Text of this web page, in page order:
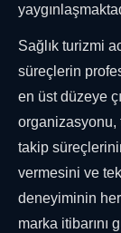
Sağlık turizmi
süreçlerin
en üst düzeye
organizasyonu,
takip
vermesini ve
deneyiminin
marka itibarını